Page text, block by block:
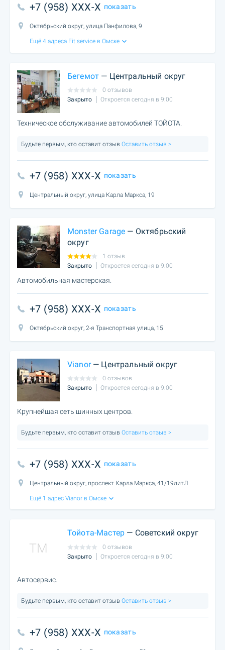
+7 (958) XXX-X показать
Октябрьский округ, улица Панфилова, 9
Ещё 4 адреса Fit service в Омске
Бегемот — Центральный округ
0 отзывов
Закрыто
Откроется сегодня в 9:00
Техническое обслуживание автомобилей ТОЙОТА.
Будьте первым, кто оставит отзыв Оставить отзыв >
+7 (958) XXX-X показать
Центральный округ, улица Карла Маркса, 19
Monster Garage — Октябрьский
округ
1 отзыв
Закрыто
Откроется сегодня в 9:00
Автомобильная мастерская.
+7 (958) XXX-X показать
Октябрьский округ, 2-я Транспортная улица, 15
Vianor— Центральный округ
0 отзывов
Закрыто
Откроется сегодня в 9:00
Крупнейшая сеть шинных центров.
Будьте первым, кто оставит отзыв Оставить отзыв >
+7 (958) XXX-X показать
Центральный округ, проспект Карла Маркса, 41/19литЛ
Ещё 1 адрес Vianor в Омске
TM
Тойота-Мастер — Советский округ
0 отзывов
Закрыто
Откроется сегодня в 9:00
Автосервис.
Будьте первым, кто оставит отзыв Оставить отзыв >
+7 (958) XXX-X показать